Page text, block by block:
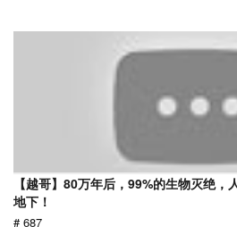
【越哥】80万年后，99%的生物灭绝
地下！
# 687